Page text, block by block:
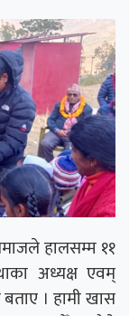
हालसम्म ११
अध्यक्ष एवम्
। हामी खास